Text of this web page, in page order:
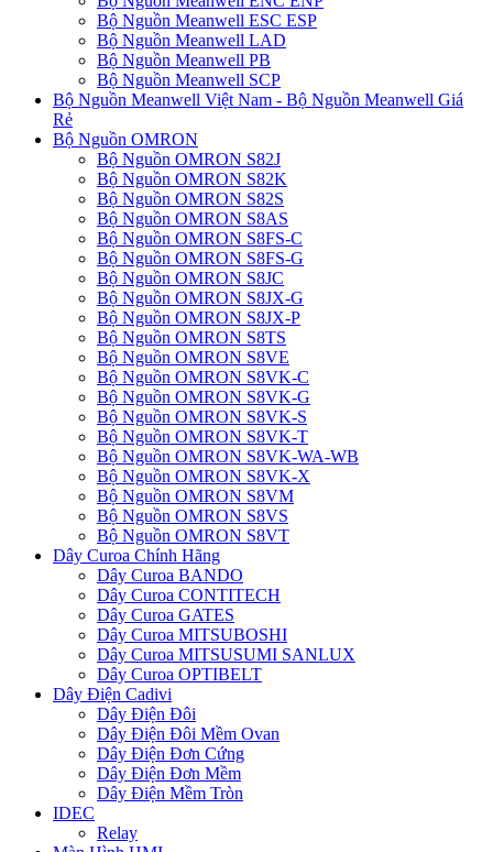
Bộ Nguồn Meanwell ESC ESP
Bộ Nguồn Meanwell LAD
Bộ Nguồn Meanwell PB
Bộ Nguồn Meanwell SCP
Bộ Nguồn Meanwell Việt Nam - Bộ Nguồn Meanwell Giá
Rẻ
Bộ Nguồn OMRON
Bộ Nguồn OMRON S82J
Bộ Nguồn OMRON S82K
Bộ Nguồn OMRON S82S
Bộ Nguồn OMRON S8AS
Bộ Nguồn OMRON S8FS-C
Bộ Nguồn OMRON S8FS-G
Bộ Nguồn OMRON S8JC
Bộ Nguồn OMRON S8JX-G
Bộ Nguồn OMRON S8JX-P
Bộ Nguồn OMRON S8TS
Bộ Nguồn OMRON S8VE
Bộ Nguồn OMRON S8VK-C
Bộ Nguồn OMRON S8VK-G
Bộ Nguồn OMRON S8VK-S
Bộ Nguồn OMRON S8VK-T
Bộ Nguồn OMRON S8VK-WA-WB
Bộ Nguồn OMRON S8VK-X
Bộ Nguồn OMRON S8VM
Bộ Nguồn OMRON S8VS
Bộ Nguồn OMRON S8VT
Dây Curoa Chính Hãng
Dây Curoa BANDO
Dây Curoa CONTITECH
Dây Curoa GATES
Dây Curoa MITSUBOSHI
Dây Curoa MITSUSUMI SANLUX
Dây Curoa OPTIBELT
Dây Điện Cadivi
Dây Điện Đôi
Dây Điện Đôi Mềm Ovan
Dây Điện Đơn Cứng
Dây Điện Đơn Mềm
Dây Điện Mềm Tròn
IDEC
Relay